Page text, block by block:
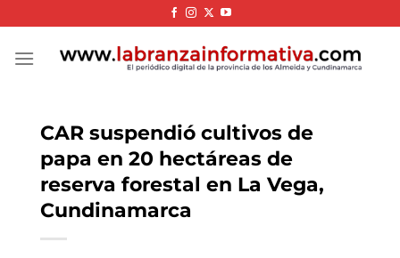
to
content
CAR suspendió cultivos de
papa en 20 hectáreas de
reserva forestal en La Vega,
Cundinamarca